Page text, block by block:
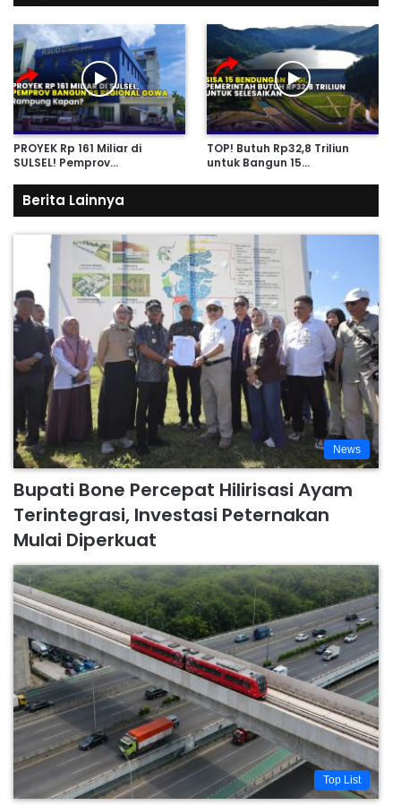
PROYEK Rp 161 Miliar di
SULSEL! Pemprov…
TOP! Butuh Rp32,8 Triliun
untuk Bangun 15…
Berita Lainnya
News
Bupati Bone Percepat Hilirisasi Ayam
Terintegrasi, Investasi Peternakan
Mulai Diperkuat
Top List